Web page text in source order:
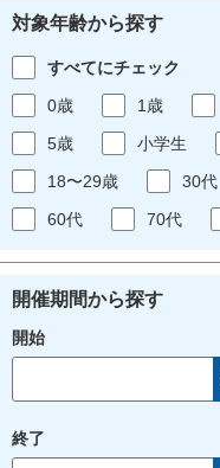
対象年齢から探す
すべてにチェック
0歳
1歳
5歳
小学生
18〜29歳
30代
60代
70代
開催期間から探す
開始
終了